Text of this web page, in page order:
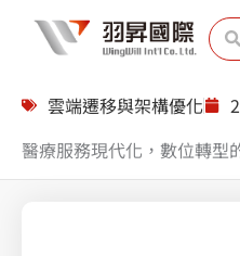
搜
尋
雲端遷移與架構優化
醫療服務現代化，數位轉型